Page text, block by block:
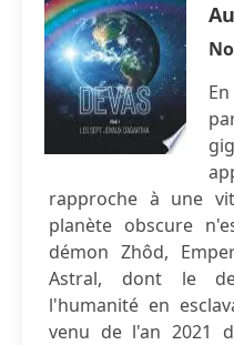
rapproche à une
planète obscure
démon Zhôd,
Astral, dont le
l'humanité en
venu de l'an 2021